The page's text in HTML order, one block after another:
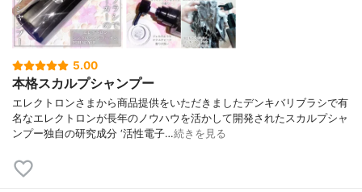
5.00
本格スカルプシャンプー
エレクトロンさまから商品提供をいただきましたデンキバリブラシで有
名なエレクトロンが長年のノウハウを活かして開発されたスカルプシャ
ンプー独自の研究成分 ‘活性電子…続きを見る